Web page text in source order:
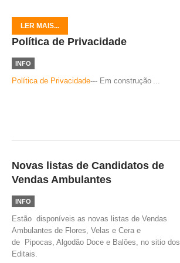
AUTARQUIA
CONSTITUIÇÃO
DOCUMENTOS
ATAS E DOCUMENTOS DA ASSEMBLEIA
EDITAIS
REGULAMENTOS E TAXAS
RELATÓRIO E CONTAS
LER MAIS...
Política de Privacidade
INFO
Política de Privacidade--- Em construção ...
Novas listas de Candidatos de
Vendas Ambulantes
INFO
Estão disponíveis as novas listas de Vendas
Ambulantes de Flores, Velas e Cera e
de Pipocas, Algodão Doce e Balões, no sitio dos
Editais.